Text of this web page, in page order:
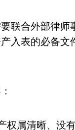
联合外部律
入表的必备
属清晰、没